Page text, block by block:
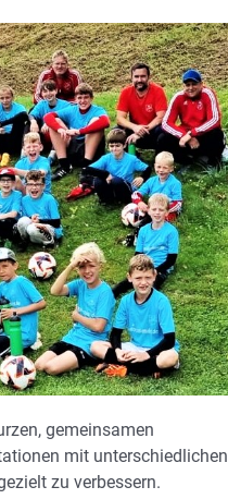
gemeinsamen
mit unterschiedlichen
zu verbessern.